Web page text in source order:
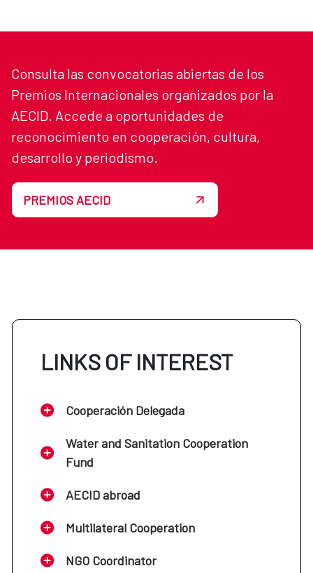
Consulta las convocatorias abiertas de los
Premios Internacionales organizados por la
AECID. Accede a oportunidades de
reconocimiento en cooperación, cultura,
desarrollo y periodismo.
PREMIOS AECID
LINKS OF INTEREST
Cooperación Delegada
Water and Sanitation Cooperation
Fund
AECID abroad
Multilateral Cooperation
NGO Coordinator